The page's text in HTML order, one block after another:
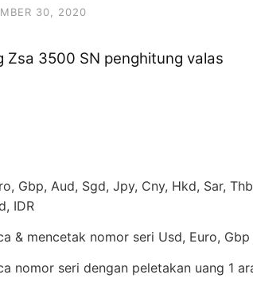
30, 2020
Zsa 3500 SN penghitung valas
Gbp, Aud, Sgd, Jpy, Cny, Hkd, Sar,
IDR
& mencetak nomor seri Usd, Euro, Gbp
nomor seri dengan peletakan uang 1